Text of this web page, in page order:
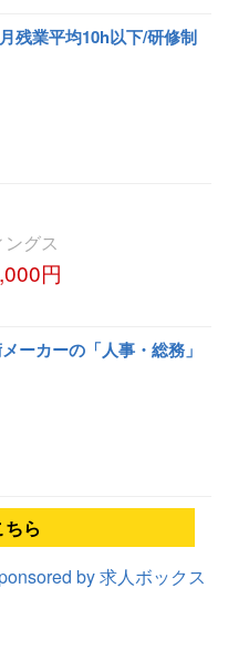
残業平均10h以下/研修制
グス
円
ーカーの「人事・総務」
ら
by 求人ボックス